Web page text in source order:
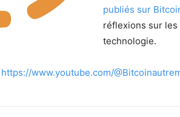
publiés sur
réflexions sur
technologie.
https://www.youtube.com/